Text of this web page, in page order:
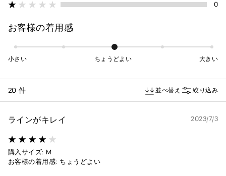
0
お客様の着用感
小さい ちょうどよい 大きい
20 件 並べ替え 絞り込み
ラインがキレイ 2023/7/3
購入サイズ: M
お客様の着用感: ちょうどよい